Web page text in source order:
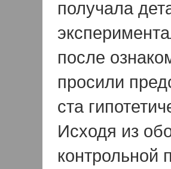
получала
после
просили
ста
Исходя из
контрольной